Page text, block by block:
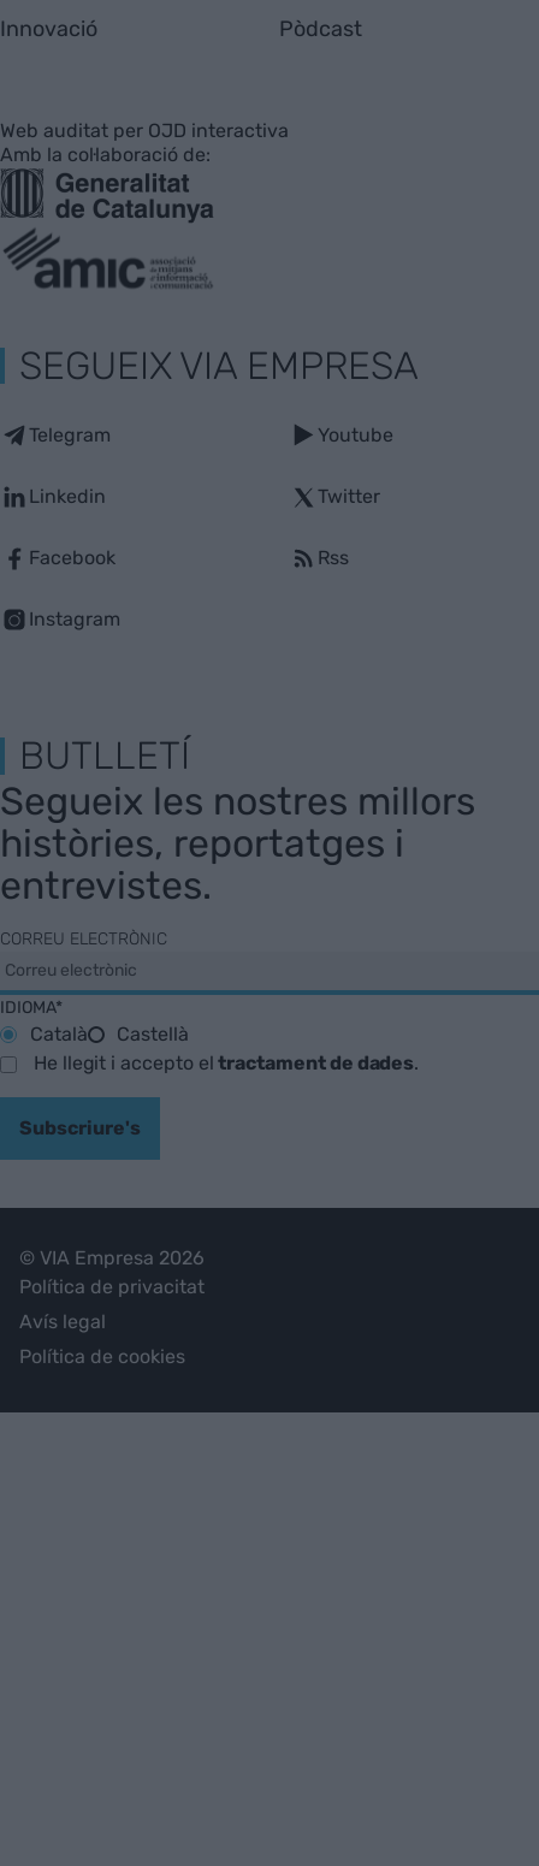
Innovació Pòdcast
Web auditat per OJD interactiva
Amb la col·laboració de:
SEGUEIX VIA EMPRESA
Telegram
Linkedin
Facebook
Instagram
Youtube
Twitter
Rss
BUTLLETÍ
Segueix les nostres millors
històries, reportatges i
entrevistes.
CORREU ELECTRÒNIC
IDIOMA*
Català
Castellà
He llegit i accepto eltractament de dades.
Subscriure's
© VIA Empresa 2026
Política de privacitat
Avís legal
Política de cookies